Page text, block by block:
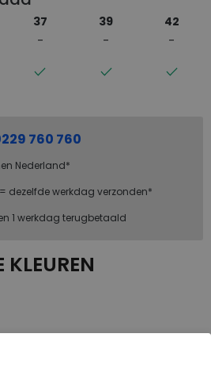
37 39
42
760 760
Nederland*
dezelfde werkdag verzonden*
1 werkdag terugbetaald
KLEUREN